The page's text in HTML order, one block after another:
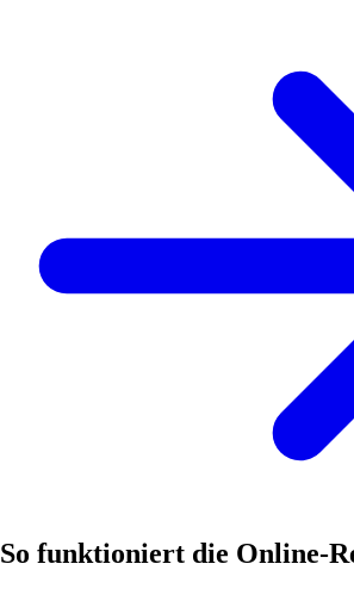
So funktioniert die Online-